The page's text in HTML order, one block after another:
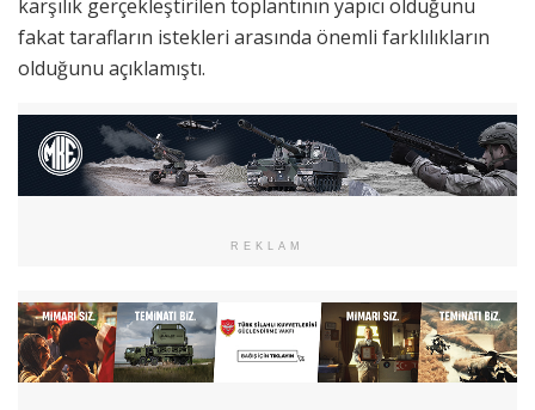
karşılık gerçekleştirilen toplantının yapıcı olduğunu
fakat tarafların istekleri arasında önemli farklılıkların
olduğunu açıklamıştı.
REKLAM